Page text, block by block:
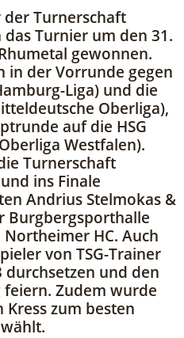
Turnerschaft
Turnier um den 31.
gewonnen.
in der Vorrunde gegen
Liga) und die
Oberliga),
auf die HSG
Westfalen).
Turnerschaft
ins Finale
Andrius Stelmokas &
Burgbergsporthalle
HC. Auch
von TSG-Trainer
durchsetzen und den
Zudem wurde
Kress zum besten